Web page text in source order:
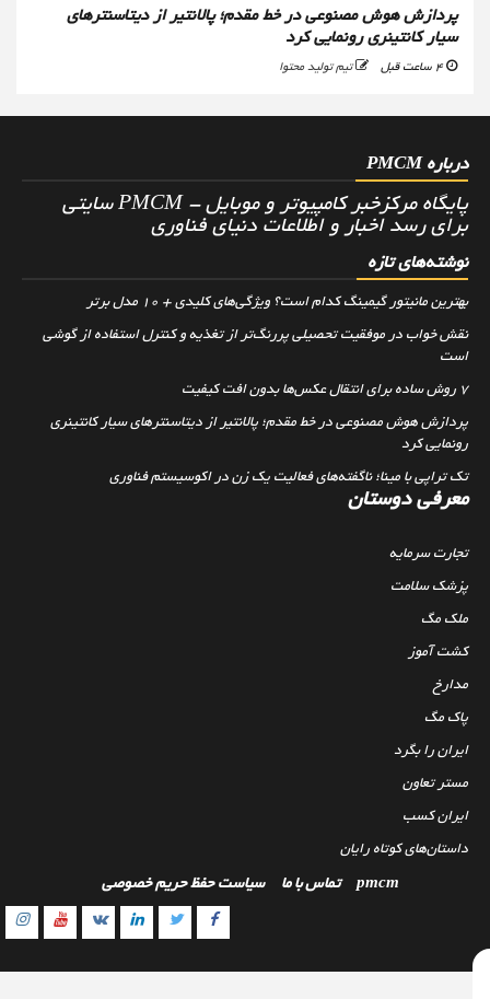
پردازش هوش مصنوعی در خط مقدم؛ پالانتیر از دیتاسنترهای
سیار کانتینری رونمایی کرد
تیم تولید محتوا
درباره PMCM
پایگاه مرکزخبر کامپیوتر و موبایل - PMCM سایتی
برای رسد اخبار و اطلاعات دنیای فناوری
نوشته‌های تازه
بهترین مانیتور گیمینگ کدام است؟ ویژگی‌های کلیدی + 10 مدل برتر
نقش خواب در موفقیت تحصیلی پررنگ‌تر از تغذیه و کنترل استفاده از گوشی
است
پردازش هوش مصنوعی در خط مقدم؛ پالانتیر از دیتاسنترهای سیار کانتینری
رونمایی کرد
تک تراپی با مینا؛ ناگفته‌های فعالیت یک زن در اکوسیستم فناوری
معرفی دوستان
تجارت سرمایه
پزشک سلامت
ملک مگ
کشت آموز
مدارخ
پاک مگ
ایران را بگرد
مستر تعاون
ایران کسب
داستان‌های کوتاه رایان
pmcm تماس با ما سیاست حفظ حریم خصوصی
Facebook
Twitter
Linkedin
VK